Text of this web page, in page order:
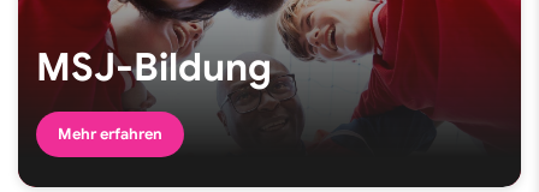
MSJ-Bildung
Mehr erfahren